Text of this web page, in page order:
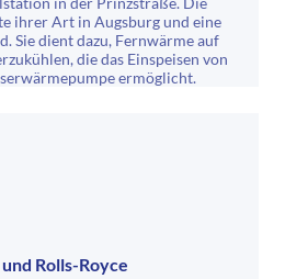
ihrer Art in Augsburg und eine
Sie dient dazu, Fernwärme auf
die das Einspeisen von
ermöglicht.
Rolls-Royce